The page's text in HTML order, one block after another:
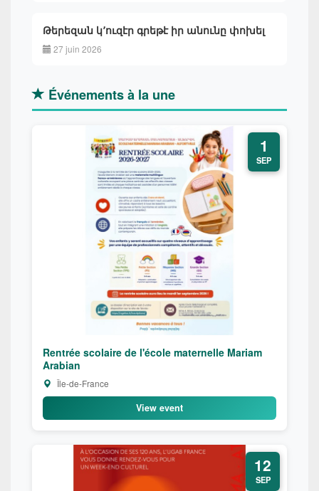
Թերեզան կ՚ուզէր գրեթէ իր անունը փոխել
27 juin 2026
Événements à la une
1
SEP
Rentrée scolaire de l'école maternelle Mariam
Arabian
Île-de-France
View event
12
SEP